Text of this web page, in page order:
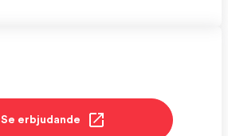
Se erbjudande